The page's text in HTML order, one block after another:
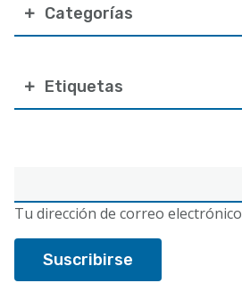
electrónico
Tu dirección de correo electrónico
Categorías
Etiquetas